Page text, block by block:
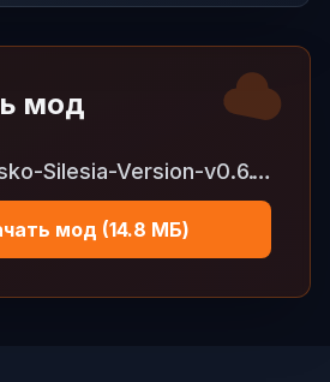
мод
Slovensko-Silesia-Version-v0.6.1.zip
мод (14.8 МБ)